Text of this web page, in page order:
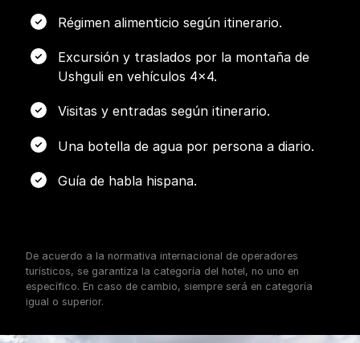
Régimen alimenticio según itinerario.
Excursión y traslados por la montaña de
Ushguli en vehículos 4x4.
Visitas y entradas según itinerario.
Una botella de agua por persona a diario.
Guía de habla hispana.
De acuerdo a la normativa internacional de operadores
turísticos, se garantiza la categoría del hotel, no uno en
específico. En caso de cambio, siempre será en categoría
igual o superior.